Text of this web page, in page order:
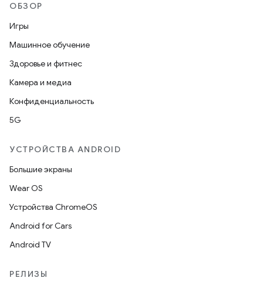
ОБЗОР
Игры
Машинное обучение
Здоровье и фитнес
Камера и медиа
Конфиденциальность
5G
УСТРОЙСТВА ANDROID
Большие экраны
Wear OS
Устройства ChromeOS
Android for Cars
Android TV
РЕЛИЗЫ